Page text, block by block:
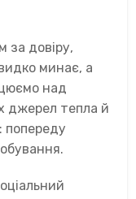
довіру,
минає, а
над
джерел тепла й
попереду